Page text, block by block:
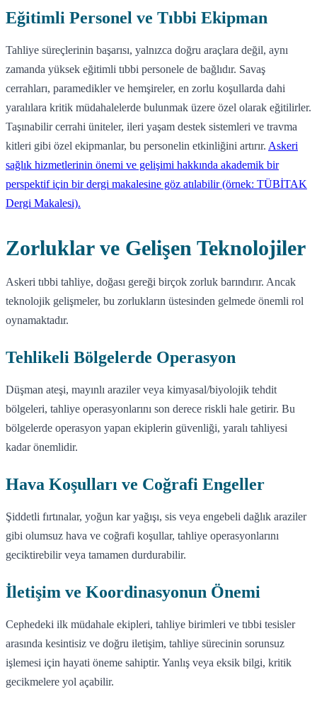
Eğitimli Personel ve Tıbbi Ekipman
Tahliye süreçlerinin başarısı, yalnızca doğru araçlara değil, aynı
zamanda yüksek eğitimli tıbbi personele de bağlıdır. Savaş
cerrahları, paramedikler ve hemşireler, en zorlu koşullarda dahi
yaralılara kritik müdahalelerde bulunmak üzere özel olarak eğitilirler.
Taşınabilir cerrahi üniteler, ileri yaşam destek sistemleri ve travma
kitleri gibi özel ekipmanlar, bu personelin etkinliğini artırır. Askeri
sağlık hizmetlerinin önemi ve gelişimi hakkında akademik bir
perspektif için bir dergi makalesine göz atılabilir (örnek: TÜBİTAK
Dergi Makalesi).
Zorluklar ve Gelişen Teknolojiler
Askeri tıbbi tahliye, doğası gereği birçok zorluk barındırır. Ancak
teknolojik gelişmeler, bu zorlukların üstesinden gelmede önemli rol
oynamaktadır.
Tehlikeli Bölgelerde Operasyon
Düşman ateşi, mayınlı araziler veya kimyasal/biyolojik tehdit
bölgeleri, tahliye operasyonlarını son derece riskli hale getirir. Bu
bölgelerde operasyon yapan ekiplerin güvenliği, yaralı tahliyesi
kadar önemlidir.
Hava Koşulları ve Coğrafi Engeller
Şiddetli fırtınalar, yoğun kar yağışı, sis veya engebeli dağlık araziler
gibi olumsuz hava ve coğrafi koşullar, tahliye operasyonlarını
geciktirebilir veya tamamen durdurabilir.
İletişim ve Koordinasyonun Önemi
Cephedeki ilk müdahale ekipleri, tahliye birimleri ve tıbbi tesisler
arasında kesintisiz ve doğru iletişim, tahliye sürecinin sorunsuz
işlemesi için hayati öneme sahiptir. Yanlış veya eksik bilgi, kritik
gecikmelere yol açabilir.